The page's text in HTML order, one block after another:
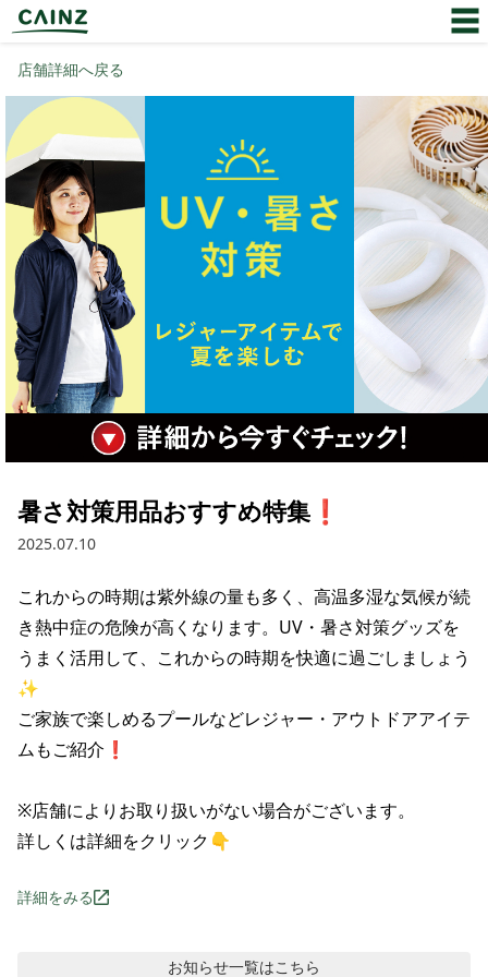
店舗詳細へ戻る
暑さ対策用品おすすめ特集❗
2025.07.10
これからの時期は紫外線の量も多く、高温多湿な気候が続
き熱中症の危険が高くなります。UV・暑さ対策グッズを
うまく活用して、これからの時期を快適に過ごしましょう
✨
ご家族で楽しめるプールなどレジャー・アウトドアアイテ
ムもご紹介❗
※店舗によりお取り扱いがない場合がございます。
詳しくは詳細をクリック👇
詳細をみる
お知らせ一覧はこちら